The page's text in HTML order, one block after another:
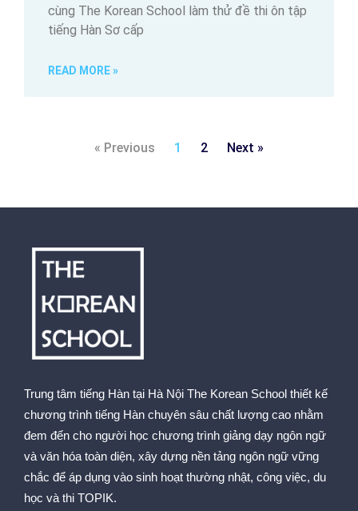
cùng The Korean School làm thử đề thi ôn tập
tiếng Hàn Sơ cấp
READ MORE »
« Previous 1 2 Next »
Trung tâm tiếng Hàn tại Hà Nội The Korean School thiết kế
chương trình tiếng Hàn chuyên sâu chất lượng cao nhằm
đem đến cho người học chương trình giảng dạy ngôn ngữ
và văn hóa toàn diện, xây dựng nền tảng ngôn ngữ vững
chắc để áp dụng vào sinh hoạt thường nhật, công việc, du
học và thi TOPIK.